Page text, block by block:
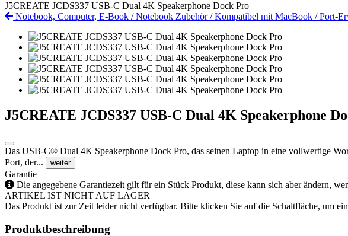
J5CREATE JCDS337 USB-C Dual 4K Speakerphone Dock Pro
Notebook, Computer, E-Book /Notebook Zubehör/Kompatibel mit MacBook /Port-
J5CREATE JCDS337 USB-C Dual 4K Speakerphone
Das USB-C® Dual 4K Speakerphone Dock Pro, das seinen Laptop in eine vollwertige
Port, der...
weiter
Garantie
Die angegebene Garantiezeit gilt für ein Stück Produkt, diese kann sich aber ändern,
ARTIKEL IST NICHT AUF LAGER
Das Produkt ist zur Zeit leider nicht verfügbar. Bitte klicken Sie auf die Schaltfläche, um
Produktbeschreibung